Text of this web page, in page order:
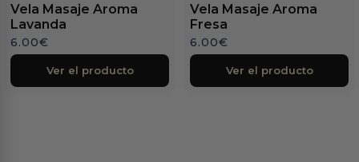
Vela Masaje Aroma
Lavanda
6.00€
Ver el producto
Vela Masaje Aroma
Fresa
6.00€
Ver el producto